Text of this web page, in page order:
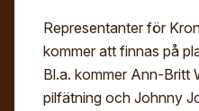
Representanter för
kommer att finnas på
Bl.a. kommer Ann-Britt
pilfätning och Johnny